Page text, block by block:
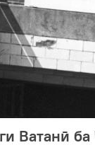
Ватанӣ